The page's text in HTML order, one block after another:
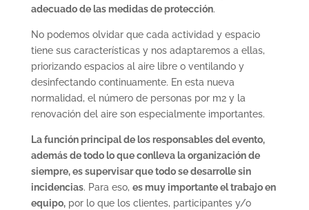
adecuado de las medidas de protección.
No podemos olvidar que cada actividad y espacio
tiene sus características y nos adaptaremos a ellas,
priorizando espacios al aire libre o ventilando y
desinfectando continuamente. En esta nueva
normalidad, el número de personas por m2 y la
renovación del aire son especialmente importantes.
La función principal de los responsables del evento,
además de todo lo que conlleva la organización de
siempre, es supervisar que todo se desarrolle sin
incidencias. Para eso, es muy importante el trabajo en
equipo,por lo que los clientes, participantes y/o